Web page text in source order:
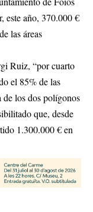
este año, 370.000 €
las áreas
Ruiz, “por cuarto
el 85% de las
de los dos polígonos
que, desde
1.300.000 € en